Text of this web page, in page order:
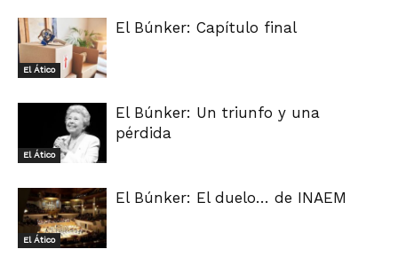
El Ático
El Búnker: Capítulo final
El Ático
El Búnker: Un triunfo y una
pérdida
El Ático
El Búnker: El duelo… de INAEM